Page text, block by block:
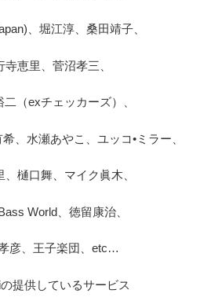
、堀江淳、桑田靖子、
寺恵里、菅沼孝三、
二（exチェッカーズ）、
、水瀬あやこ、ユッコ•ミラー、
、樋口舞、マイク眞木、
World、徳留康治、
彦、王子楽団、etc…
提供しているサービス